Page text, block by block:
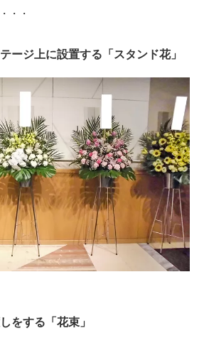
・・
ージ上に設置する「スタンド花」
をする「花束」